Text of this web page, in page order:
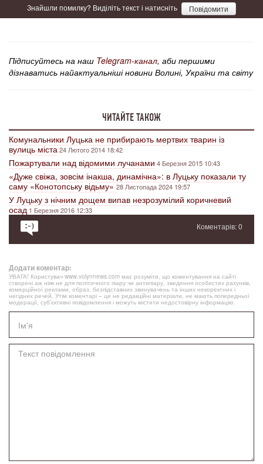
Знайшли помилку? Виділіть текст і натисніть Повідомити
Підписуйтесь на наш Telegram-канал, аби першими
дізнаватись найактуальніші новини Волині, України та світу
ЧИТАЙТЕ ТАКОЖ
Комунальники Луцька не прибирають мертвих тварин із
вулиць міста24 Лютого 2014 18:42
Пожартували над відомими лучанами 4 Березня 2015 10:43
«Дуже свіжа, зовсім інакша, динамічна»: в Луцьку показали ту
саму «Конотопську відьму»28 Листопада 2024 19:57
У Луцьку з нічним дощем випав незрозумілий коричневий
осад 1 Березня 2016 12:33
Коментарів: 0
Додати коментар:
УВАГА! Користувач www.volynnews.com має розуміти, що коментування на сайті
створені аж ніяк не для політичного піару чи антипіару, зведення особистих рахунків,
комерційної реклами, образ, безпідставних звинувачень та інших некоректних і
негідних речей. Утім коментарі – це не редакційні матеріали, не мають попередньої
модерації, суб’єктивні повідомлення і можуть містити недостовірну інформацію.